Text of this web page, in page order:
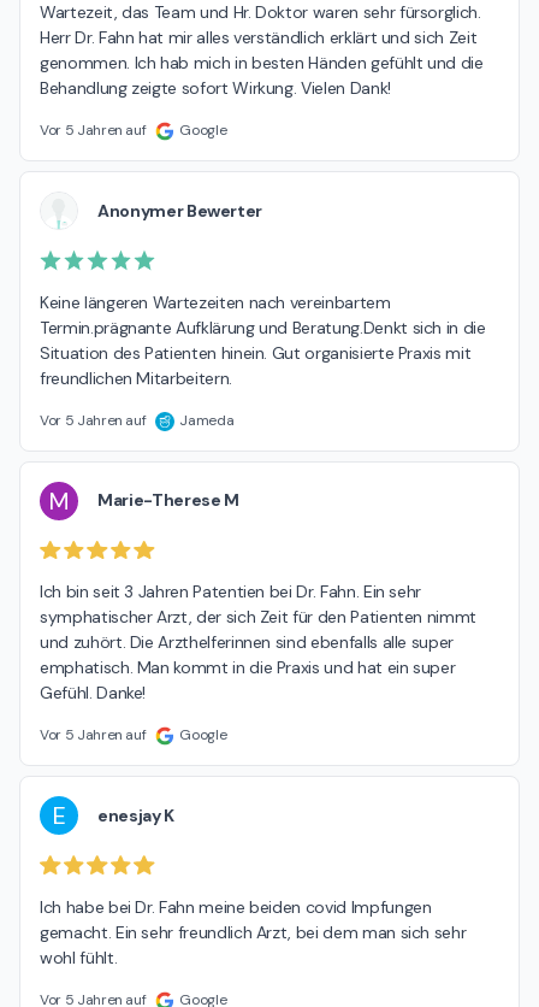
Wartezeit, das Team und Hr. Doktor waren sehr fürsorglich.
Herr Dr. Fahn hat mir alles verständlich erklärt und sich Zeit
genommen. Ich hab mich in besten Händen gefühlt und die
Behandlung zeigte sofort Wirkung. Vielen Dank!
Vor 5 Jahren auf Google
Anonymer Bewerter
Keine längeren Wartezeiten nach vereinbartem
Termin.prägnante Aufklärung und Beratung.Denkt sich in die
Situation des Patienten hinein. Gut organisierte Praxis mit
freundlichen Mitarbeitern.
Vor 5 Jahren auf Jameda
M Marie-Therese M
Ich bin seit 3 Jahren Patentien bei Dr. Fahn. Ein sehr
symphatischer Arzt, der sich Zeit für den Patienten nimmt
und zuhört. Die Arzthelferinnen sind ebenfalls alle super
emphatisch. Man kommt in die Praxis und hat ein super
Gefühl. Danke!
Vor 5 Jahren auf Google
E enesjay K
Ich habe bei Dr. Fahn meine beiden covid Impfungen
gemacht. Ein sehr freundlich Arzt, bei dem man sich sehr
wohl fühlt.
Vor 5 Jahren auf Google